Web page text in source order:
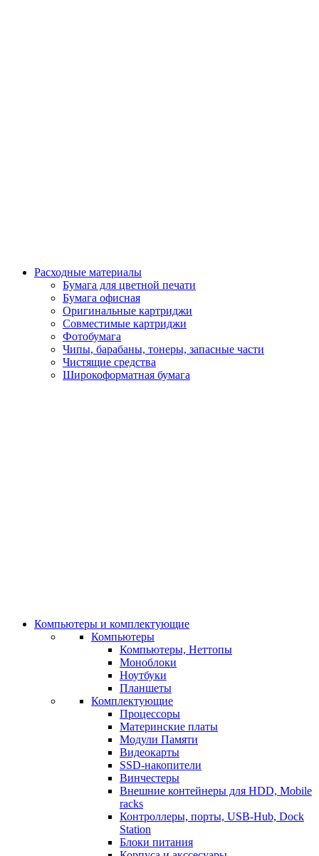
Расходные материалы
Бумага для цветной печати
Бумага офисная
Оригинальные картриджи
Совместимые картриджи
Фотобумага
Чипы, барабаны, тонеры, запасные части
Чистящие средства
Широкоформатная бумага
Компьютеры и комплектующие
Компьютеры
Компьютеры, Неттопы
Моноблоки
Ноутбуки
Планшеты
Комплектующие
Процессоры
Материнские платы
Модули Памяти
Видеокарты
SSD-накопители
Винчестеры
Внешние контейнеры для HDD, Mobile
racks
Контроллеры, порты, USB-Hub, Dock
Station
Блоки питания